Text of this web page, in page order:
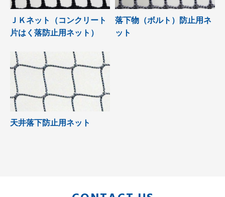
ＪＫネット（コンクリート
片はく落防止用ネット）
落下物（ボルト）防止用ネ
ット
天井落下防止用ネット